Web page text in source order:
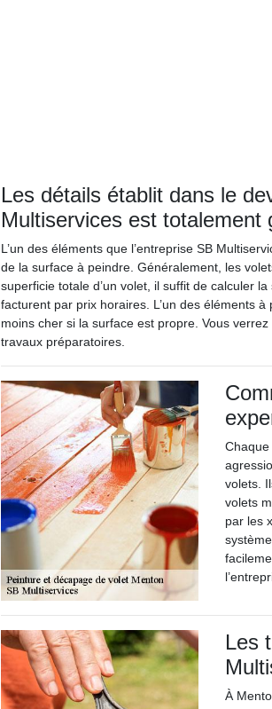
Les détails établit dans le
Multiservices est totalement
L’un des éléments que l’entreprise SB
de la surface à peindre. Généralement, les
superficie totale d’un volet, il suffit de calculer
facturent par prix horaires. L’un des éléments
moins cher si la surface est propre. Vous
travaux préparatoires.
volets.
volets
par les
Les
À